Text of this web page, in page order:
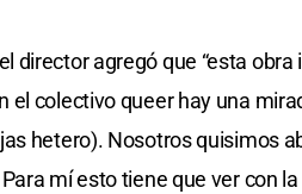
director agregó que “esta
el colectivo queer hay una
hetero). Nosotros quisimos
mí esto tiene que ver con